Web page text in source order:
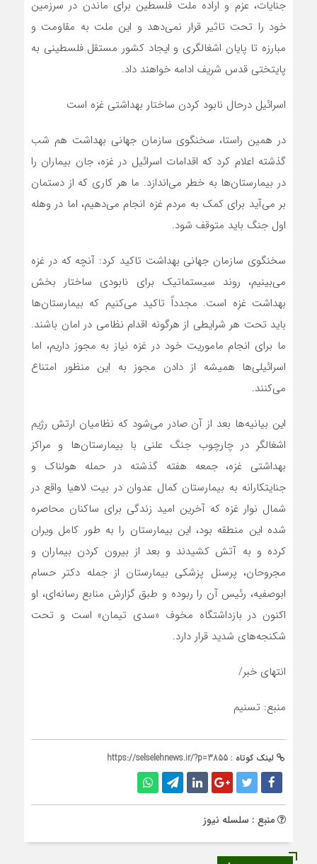
جنایات، عزم و اراده ملت فلسطین برای ماندن در سرزمین
خود را تحت تاثیر قرار نمی‌دهد و این ملت به مقاومت و
مبارزه تا پایان اشغالگری و ایجاد کشور مستقل فلسطینی به
پایتختی قدس شریف ادامه خواهند داد.
اسرائیل درحال نابود کردن ساختار بهداشتی غزه است
در همین راستا، سخنگوی سازمان جهانی بهداشت هم شب
گذشته اعلام کرد که اقدامات اسرائیل در غزه، جان بیماران را
در بیمارستان‌ها به خطر می‌اندازد. ما هر کاری که از دستمان
بر می‌آید برای کمک به مردم غزه انجام می‌دهیم، اما در وهله
اول جنگ باید متوقف شود.
سخنگوی سازمان جهانی بهداشت تاکید کرد: آنچه که در غزه
می‌بینیم، روند سیستماتیک برای نابودی ساختار بخش
بهداشت غزه است. مجدداً تاکید می‌کنیم که بیمارستان‌ها
باید تحت هر شرایطی از هرگونه اقدام نظامی در امان باشند.
ما برای انجام ماموریت خود در غزه نیاز به مجوز داریم، اما
اسرائیلی‌ها همیشه از دادن مجوز به این منظور امتناع
می‌کنند.
این بیانیه‌ها بعد از آن صادر می‌شود که نظامیان ارتش رژیم
اشغالگر در چارچوب جنگ علنی با بیمارستان‌ها و مراکز
بهداشتی غزه، جمعه هفته گذشته در حمله هولناک و
جنایتکارانه به بیمارستان کمال عدوان در بیت لاهیا واقع در
شمال نوار غزه که آخرین امید زندگی برای ساکنان محاصره
شده این منطقه بود، این بیمارستان را به طور کامل ویران
کرده و به آتش کشیدند و بعد از بیرون کردن بیماران و
مجروحان، پرسنل پزشکی بیمارستان از جمله دکتر حسام
ابوصفیه، رئیس آن را ربوده و طبق گزارش منابع رسانه‌ای، او
اکنون در بازداشتگاه مخوف «سدی تیمان» است و تحت
شکنجه‌های شدید قرار دارد.
انتهای خبر/
منبع: تسنیم
لینک کوتاه : https://selselehnews.ir/?p=3855
منبع : سلسله نیوز